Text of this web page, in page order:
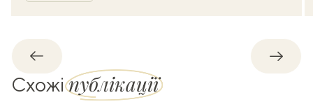
Назад
Схожіпублікації